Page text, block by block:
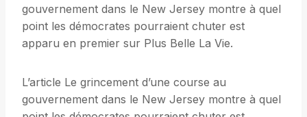
gouvernement dans le New Jersey montre à quel
point les démocrates pourraient chuter est
apparu en premier sur Plus Belle La Vie.
L’article Le grincement d’une course au
gouvernement dans le New Jersey montre à quel